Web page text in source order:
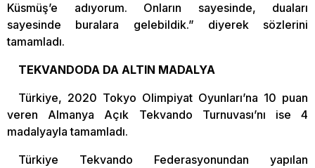
Küsmüş’e adıyorum. Onların sayesinde, duaları
sayesinde buralara gelebildik.” diyerek sözlerini
tamamladı.
TEKVANDODA DA ALTIN MADALYA
Türkiye, 2020 Tokyo Olimpiyat Oyunları’na 10 puan
veren Almanya Açık Tekvando Turnuvası’nı ise 4
madalyayla tamamladı.
Türkiye Tekvando Federasyonundan yapılan